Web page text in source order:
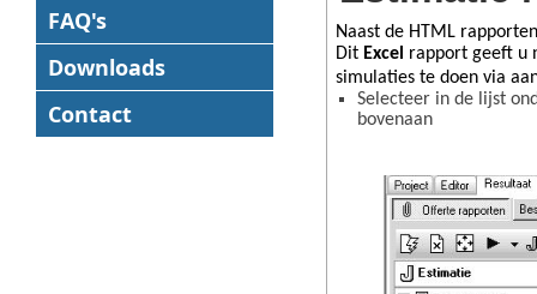
FAQ's
Downloads
Contact
Naast de HTML rapporten
Dit Excel rapport geeft u
simulaties te doen via
Selecteer in de lijst
bovenaan